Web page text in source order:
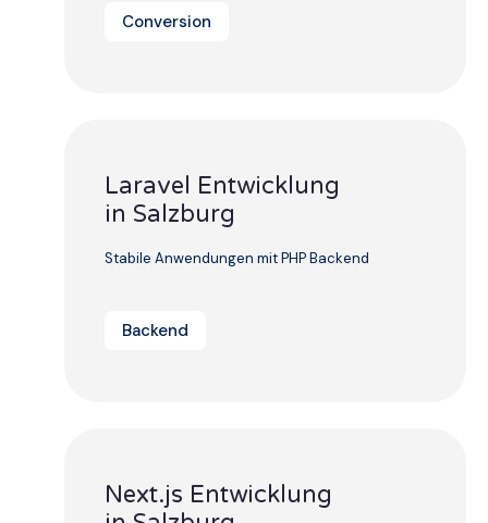
Conversion
Laravel Entwicklung
in Salzburg
Stabile Anwendungen mit PHP Backend
Backend
Next.js Entwicklung